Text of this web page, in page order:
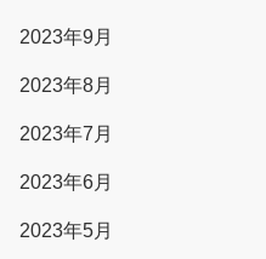
2023年9月
2023年8月
2023年7月
2023年6月
2023年5月